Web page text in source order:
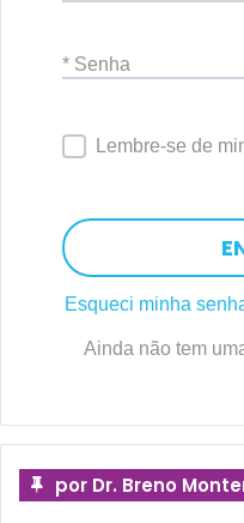
* Senha
Lembre-se de
Esqueci minha
Ainda não tem
por Dr. Breno